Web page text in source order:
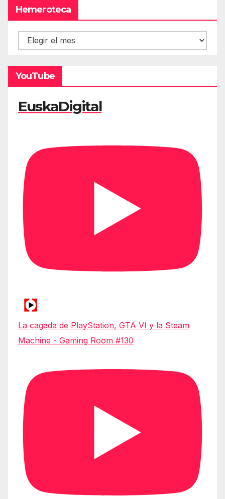
Hemeroteca
Hemeroteca
YouTube
EuskaDigital
La cagada de PlayStation, GTA VI y la Steam
Machine - Gaming Room #130